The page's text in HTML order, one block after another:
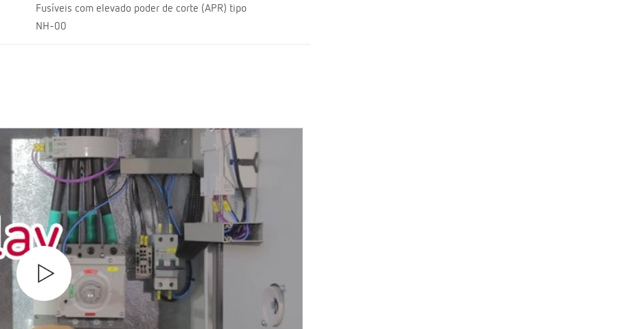
Fusíveis com elevado poder de corte (APR) tipo
NH-00